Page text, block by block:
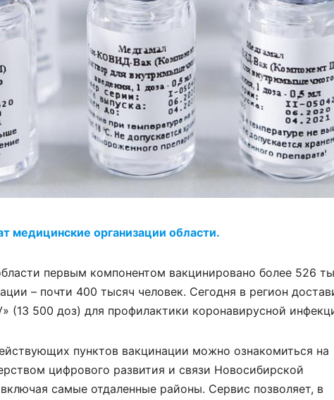
медицинские организации области.
первым компонентом вакцинировано более 526
– почти 400 тысяч человек. Сегодня в регион
(13 500 доз) для профилактики коронавирусной
пунктов вакцинации можно ознакомиться на
цифрового развития и связи Новосибирской
самые отдаленные районы. Сервис позволяет, в